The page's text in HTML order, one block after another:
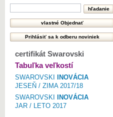
certifikát Swarovski
Tabuľka veľkostí
SWAROVSKI
INOVÁCIA
JESEŇ / ZIMA 2017/18
SWAROVSKI
INOVÁCIA
JAR / LETO 2017